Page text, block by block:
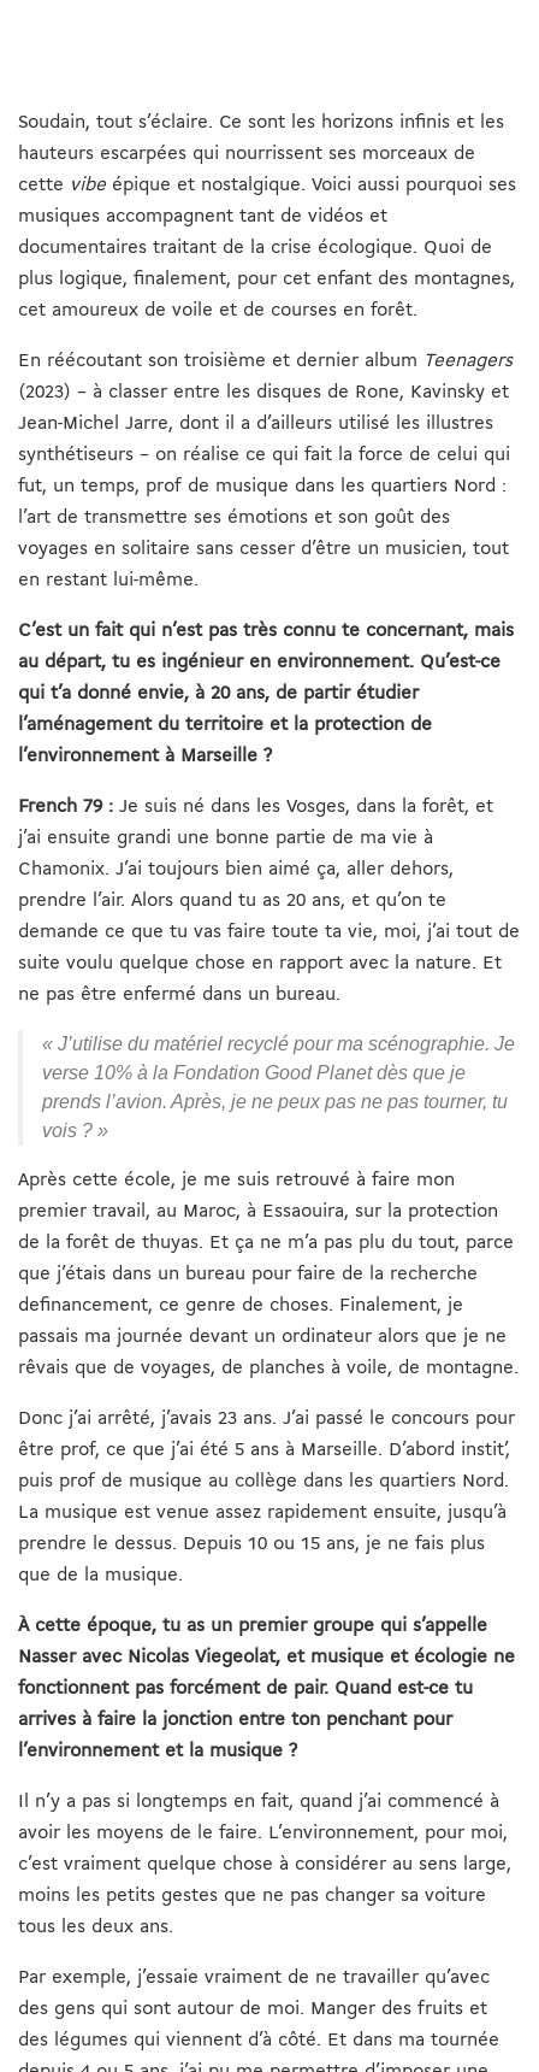
Soudain, tout s’éclaire. Ce sont les horizons infinis et les
hauteurs escarpées qui nourrissent ses morceaux de
cette vibe épique et nostalgique. Voici aussi pourquoi ses
musiques accompagnent tant de vidéos et
documentaires traitant de la crise écologique. Quoi de
plus logique, finalement, pour cet enfant des montagnes,
cet amoureux de voile et de courses en forêt.
En réécoutant son troisième et dernier album Teenagers
(2023) – à classer entre les disques de Rone, Kavinsky et
Jean-Michel Jarre, dont il a d’ailleurs utilisé les illustres
synthétiseurs – on réalise ce qui fait la force de celui qui
fut, un temps, prof de musique dans les quartiers Nord :
l’art de transmettre ses émotions et son goût des
voyages en solitaire sans cesser d’être un musicien, tout
en restant lui-même.
C’est un fait qui n’est pas très connu te concernant, mais
au départ, tu es ingénieur en environnement. Qu’est-ce
qui t’a donné envie, à 20 ans, de partir étudier
l’aménagement du territoire et la protection de
l’environnement à Marseille ?
French 79 : Je suis né dans les Vosges, dans la forêt, et
j’ai ensuite grandi une bonne partie de ma vie à
Chamonix. J’ai toujours bien aimé ça, aller dehors,
prendre l’air. Alors quand tu as 20 ans, et qu’on te
demande ce que tu vas faire toute ta vie, moi, j’ai tout de
suite voulu quelque chose en rapport avec la nature. Et
ne pas être enfermé dans un bureau.
« J’utilise du matériel recyclé pour ma scénographie. Je
verse 10% à la Fondation Good Planet dès que je
prends l’avion. Après, je ne peux pas ne pas tourner, tu
vois ? »
Après cette école, je me suis retrouvé à faire mon
premier travail, au Maroc, à Essaouira, sur la protection
de la forêt de thuyas. Et ça ne m’a pas plu du tout, parce
que j’étais dans un bureau pour faire de la recherche
definancement, ce genre de choses. Finalement, je
passais ma journée devant un ordinateur alors que je ne
rêvais que de voyages, de planches à voile, de montagne.
Donc j’ai arrêté, j’avais 23 ans. J’ai passé le concours pour
être prof, ce que j’ai été 5 ans à Marseille. D’abord instit’,
puis prof de musique au collège dans les quartiers Nord.
La musique est venue assez rapidement ensuite, jusqu’à
prendre le dessus. Depuis 10 ou 15 ans, je ne fais plus
que de la musique.
À cette époque, tu as un premier groupe qui s’appelle
Nasser avec Nicolas Viegeolat, et musique et écologie ne
fonctionnent pas forcément de pair. Quand est-ce tu
arrives à faire la jonction entre ton penchant pour
l’environnement et la musique ?
Il n’y a pas si longtemps en fait, quand j’ai commencé à
avoir les moyens de le faire. L’environnement, pour moi,
c’est vraiment quelque chose à considérer au sens large,
moins les petits gestes que ne pas changer sa voiture
tous les deux ans.
Par exemple, j’essaie vraiment de ne travailler qu’avec
des gens qui sont autour de moi. Manger des fruits et
des légumes qui viennent d’à côté. Et dans ma tournée